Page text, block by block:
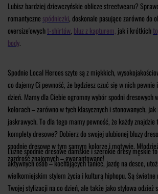
Lubisz bardziej dziewczyńskie oblicze streetwearu?
romantyczne spódniczki, doskonale pasujące zarówno do
oversize'owycht-shirtów, bluz z kapturem, jak i krótkich
body.
Spodnie Local Heroes szyte są z miękkich,
co dajemy Ci pewność, że będziesz czuć się w nich
dzień. Mamy dla Ciebie ogromny wybór spodni dresowych
kolorach – zarówno w tych klasycznych i stonowanych, jak
jaskrawych. To dla tego mamy pewność, że każdy
komplety dresowe? Dobierz do swojej ulubionej bluzy
spodnie dresowe w tym samym kolorze i motywie.
zazdrość znajomych – gwarantowane!
Luźne spodnie dresowe damskie i szerokie dresy męskie
aktywnych osób – kochających taniec, jazdę na desce,
wielkomiejskim stylem życia i kulturą hiphopu. Są
Twojej stylizacji na co dzień, ale także jako stylowa